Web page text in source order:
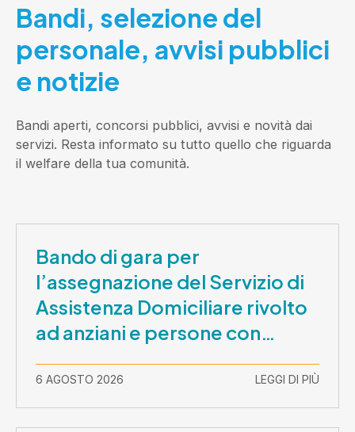
Bandi, selezione del
personale, avvisi pubblici
e notizie
Bandi aperti, concorsi pubblici, avvisi e novità dai
servizi. Resta informato su tutto quello che riguarda
il welfare della tua comunità.
Bando di gara per
l’assegnazione del Servizio di
Assistenza Domiciliare rivolto
ad anziani e persone con
2026-30 settembre 2029
6 AGOSTO 2026 LEGGI DI PIÙ